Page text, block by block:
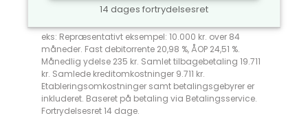
14 dages fortrydelsesret
eks: Repræsentativt eksempel: 10.000 kr. over 84
måneder. Fast debitorrente 20,98 %, ÅOP 24,51 %.
Månedlig ydelse 235 kr. Samlet tilbagebetaling 19.711
kr. Samlede kreditomkostninger 9.711 kr.
Etableringsomkostninger samt betalingsgebyrer er
inkluderet. Baseret på betaling via Betalingsservice.
Fortrydelsesret 14 dage.